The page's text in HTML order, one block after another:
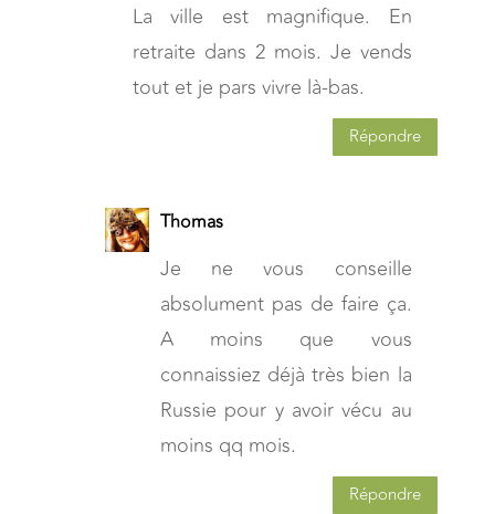
La ville est magnifique. En
retraite dans 2 mois. Je vends
tout et je pars vivre là-bas.
Répondre
Thomas
Je ne vous conseille
absolument pas de faire ça.
A moins que vous
connaissiez déjà très bien la
Russie pour y avoir vécu au
moins qq mois.
Répondre